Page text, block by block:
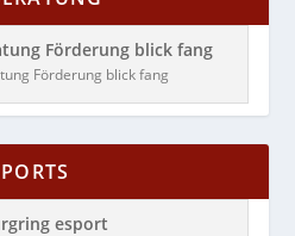
Förderung blick fang